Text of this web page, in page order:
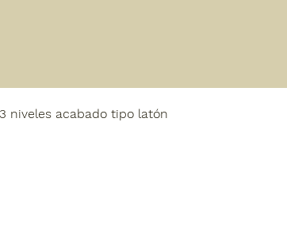
niveles acabado tipo latón